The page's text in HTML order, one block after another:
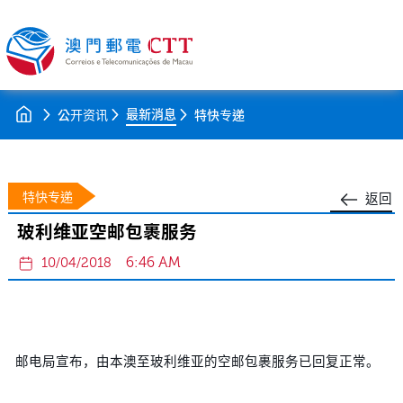
公开资讯 最新消息 特快专递
返回
特快专递
玻利维亚空邮包裹服务
10/04/2018 6:46 AM
邮电局宣布，由本澳至玻利维亚的空邮包裹服务已回复正常。